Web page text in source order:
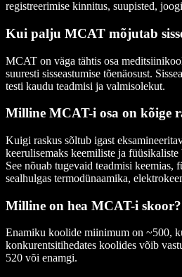
registreerimise kinnitus, suupisted,
Kui palju MCAT mõjutab
MCAT on väga tähtis osa
suuresti sisseastumise tõenäosust.
testi kaudu teadmisi ja valmisolekut.
Milline MCAT-i osa on kõige
Kuigi raskus sõltub igast
keerulisemaks keemiliste ja füüsikaliste
See nõuab tugevaid teadmisi keemias,
sealhulgas termodünaamika,
Milline on hea MCAT-i skoor?
Enamiku koolide miinimum on ~500,
konkurentsitihedates koolides võib
520 või enamgi.